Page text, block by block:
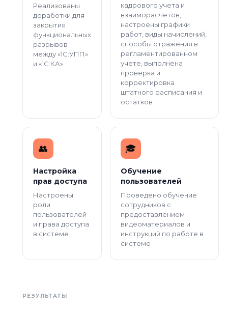
Реализованы
доработки для
закрытия
функциональных
разрывов
между «1С:УПП»
и «1С:КА»
кадрового учета и
взаиморасчетов,
настроены графики
работ, виды начислений,
способы отражения в
регламентированном
учете, выполнена
проверка и
корректировка
штатного расписания и
остатков
👥️
Настройка
прав доступа
Настроены
роли
пользователей
и права доступа
в системе
🎓️
Обучение
пользователей
Проведено обучение
сотрудников с
предоставлением
видеоматериалов и
инструкций по работе в
системе
РЕЗУЛЬТАТЫ